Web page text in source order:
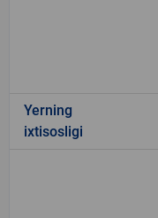
Yerning
ixtisosligi